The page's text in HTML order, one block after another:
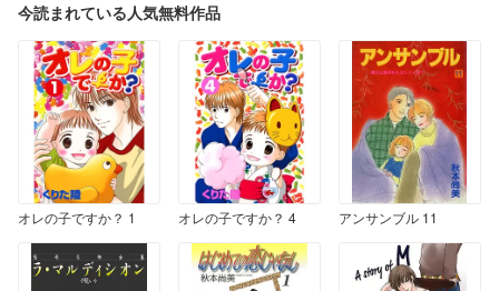
今読まれている人気無料作品
オレの子ですか？ 1 オレの子ですか？ 4 アンサンブル 11